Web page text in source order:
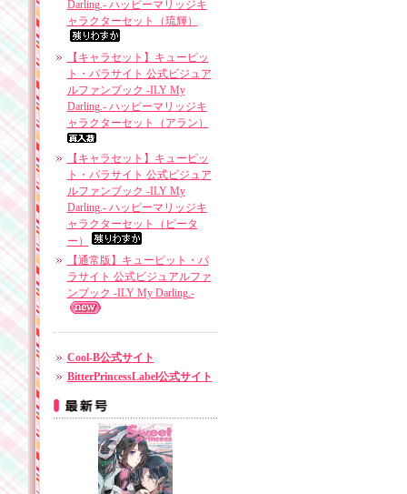
Darling.- ハッピーマリッジキ
ャラクターセット（琉輝）
【キャラセット】キューピッ
ト・パラサイト 公式ビジュア
ルファンブック -ILY My
Darling.- ハッピーマリッジキ
ャラクターセット（アラン）
【キャラセット】キューピッ
ト・パラサイト 公式ビジュア
ルファンブック -ILY My
Darling.- ハッピーマリッジキ
ャラクターセット（ピータ
ー）
【通常版】キューピット・パ
ラサイト 公式ビジュアルファ
ンブック -ILY My Darling.-
Cool-B公式サイト
BitterPrincessLabel公式サイト